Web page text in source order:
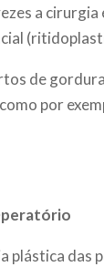
a
de
por
plástica das